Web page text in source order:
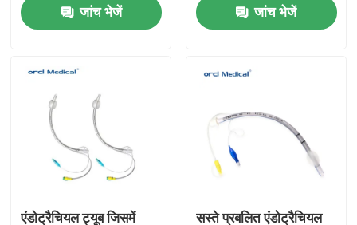
कारखाना भ्रमण
गुणवत्ता नियंत्रण
हमसे संपर्क करें
समाचार
प्रबलित एंडोट्रैचियल ट्यूब
जांच भेजें
जांच भेजें
एंडोट्रैचियल ट्यूब जिसमें सस्ते प्रबलित एंडोट्रैचियल